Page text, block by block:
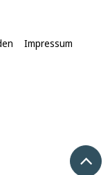
Impressum